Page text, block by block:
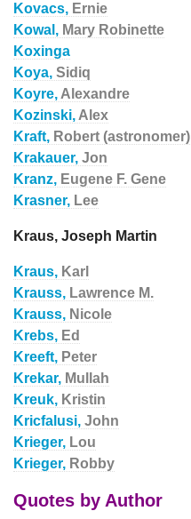
Kovacs, Ernie
Kowal, Mary Robinette
Koxinga
Koya, Sidiq
Koyre, Alexandre
Kozinski, Alex
Kraft, Robert (astronomer)
Krakauer, Jon
Kranz, Eugene F. Gene
Krasner, Lee
Kraus, Joseph Martin
Kraus, Karl
Krauss, Lawrence M.
Krauss, Nicole
Krebs, Ed
Kreeft, Peter
Krekar, Mullah
Kreuk, Kristin
Kricfalusi, John
Krieger, Lou
Krieger, Robby
Quotes by Author